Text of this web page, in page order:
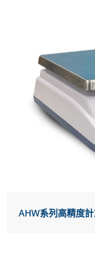
AHW系列高精度